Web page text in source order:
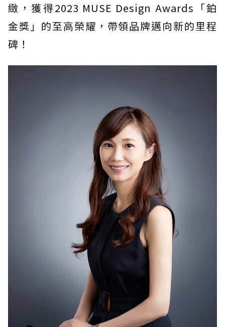
緻，獲得2023 MUSE Design Awards「鉑
金獎」的至高榮耀，帶領品牌邁向新的里程
碑！